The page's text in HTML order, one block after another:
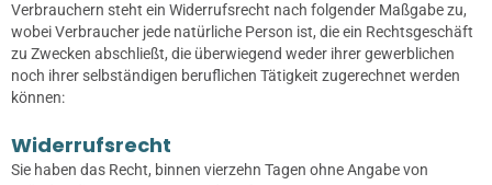
Verbrauchern steht ein Widerrufsrecht nach folgender Maßgabe zu,
wobei Verbraucher jede natürliche Person ist, die ein Rechtsgeschäft
zu Zwecken abschließt, die überwiegend weder ihrer gewerblichen
noch ihrer selbständigen beruflichen Tätigkeit zugerechnet werden
können:
Widerrufsrecht
Sie haben das Recht, binnen vierzehn Tagen ohne Angabe von